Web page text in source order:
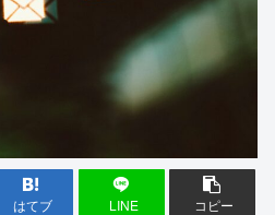
はてブ LINE コピー